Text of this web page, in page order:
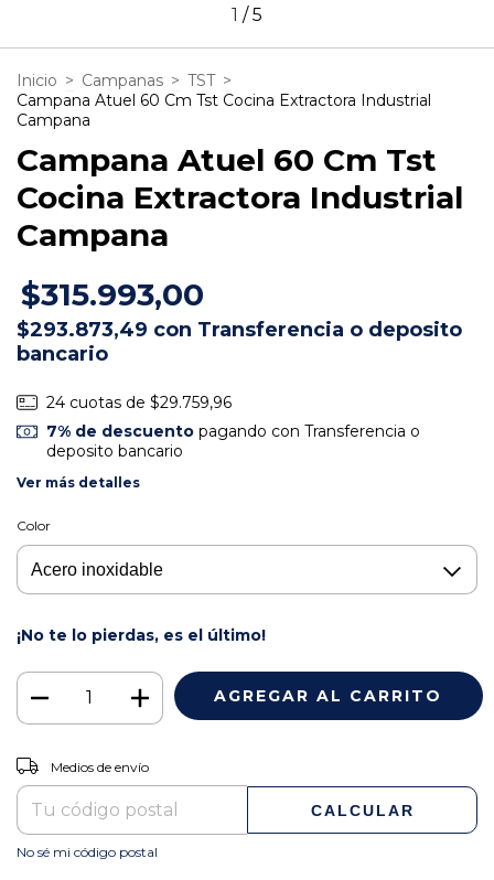
1 /5
Inicio > Campanas > TST >
Campana Atuel 60 Cm Tst Cocina Extractora Industrial
Campana
Campana Atuel 60 Cm Tst
Cocina Extractora Industrial
Campana
$315.993,00
$293.873,49 con Transferencia o deposito
bancario
24 cuotas de $29.759,96
7% de descuentopagando con Transferencia o
deposito bancario
Ver más detalles
Color
¡No te lo pierdas, es el último!
Entregas para el CP:
Medios de envío
CALCULAR
No sé mi código postal